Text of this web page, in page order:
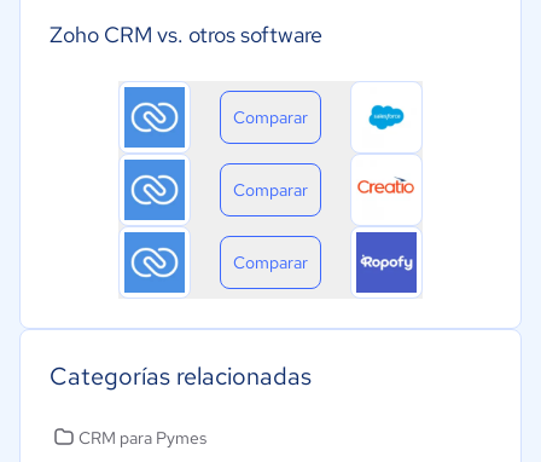
Zoho CRM vs. otros software
Comparar
Comparar
Comparar
Categorías relacionadas
CRM para Pymes